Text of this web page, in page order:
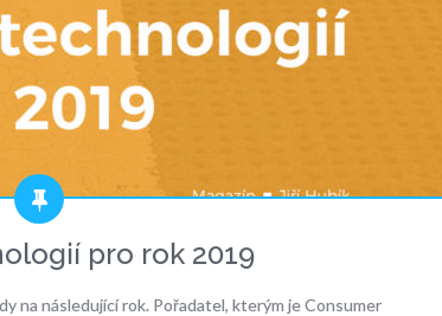
pro rok 2019
na následující rok. Pořadatel, kterým je Consumer